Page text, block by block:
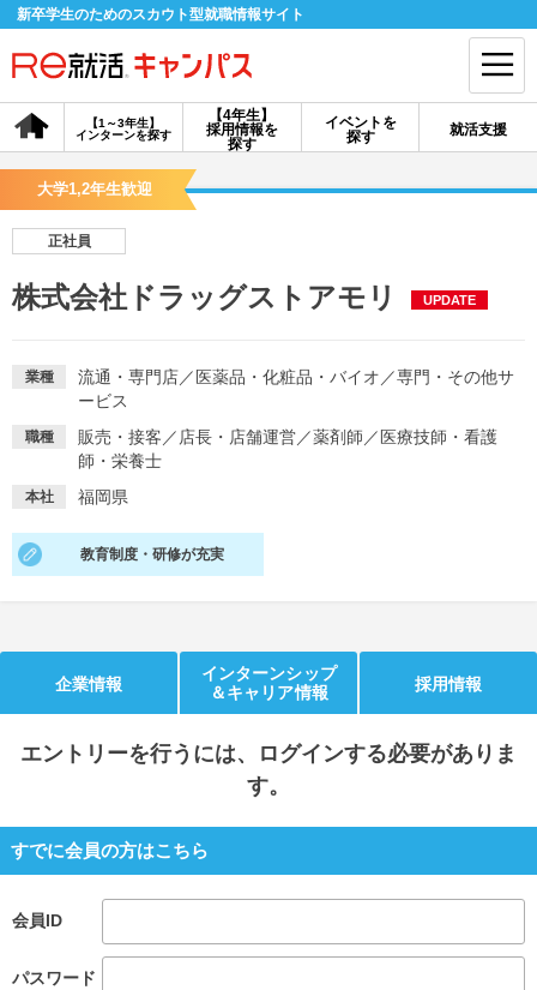
新卒学生のためのスカウト型就職情報サイト
【4年生】
採用情報を
探す
【1～3年生】
インターンを探す
イベントを
探す
就活支援
会員登録 ログイン
探す
イベントを探す スカウト お知らせ
就活支援
動画で対策講座をチェック
就活ニュースペーパー よくある質問
大学1,2年生歓迎
正社員
株式会社ドラッグストアモリ UPDATE
業種 流通・専門店／ 医薬品・化粧品・バイオ ／専門・その他サ
ービス
職種 販売・接客 ／ 店長・店舗運営／薬剤師 ／ 医療技師・看護
師・栄養士
本社 福岡県
教育制度・研修が充実
企業情報
インターンシップ
＆キャリア情報
採用情報
エントリーを行うには、ログインする必要がありま
す。
すでに会員の方はこちら
会員ID
パスワード